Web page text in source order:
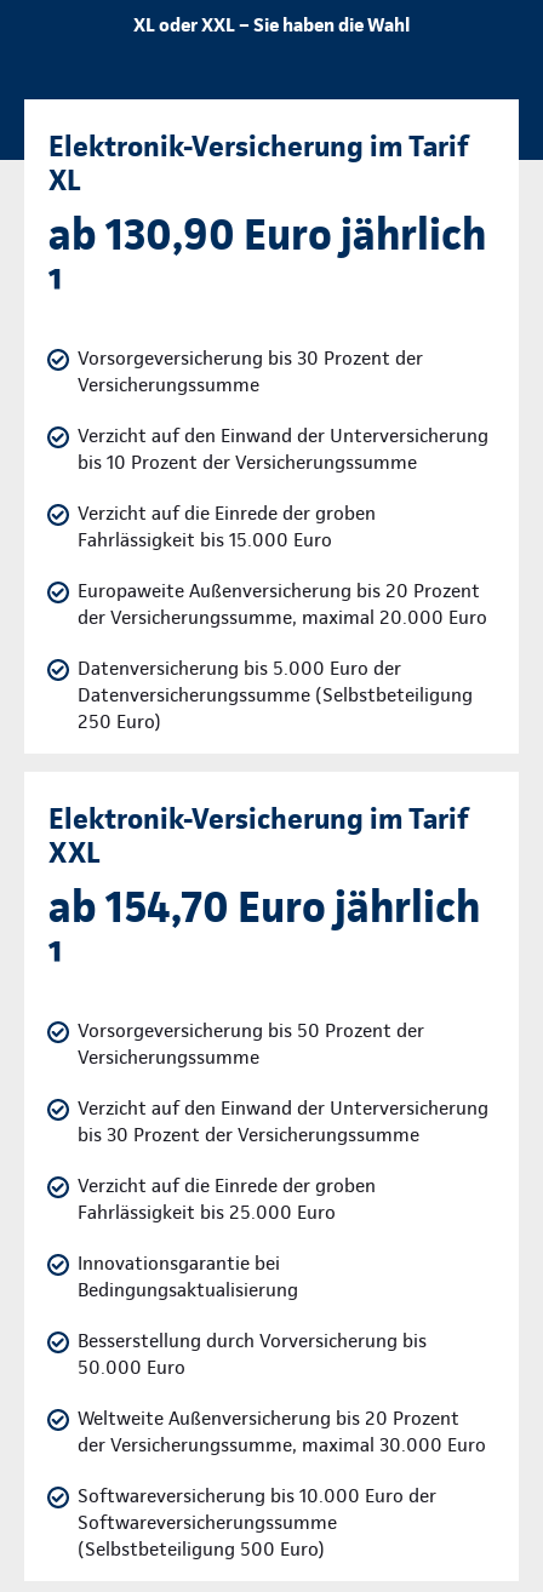
XL oder XXL – Sie haben die Wahl
Elektronik-Versicherung im Tarif
XL
ab 130,90 Euro jährlich
¹
Vorsorgeversicherung bis 30 Prozent der
Versicherungssumme
Verzicht auf den Einwand der Unterversicherung
bis 10 Prozent der Versicherungssumme
Verzicht auf die Einrede der groben
Fahrlässigkeit bis 15.000 Euro
Europaweite Außenversicherung bis 20 Prozent
der Versicherungssumme, maximal 20.000 Euro
Datenversicherung bis 5.000 Euro der
Datenversicherungssumme (Selbstbeteiligung
250 Euro)
Elektronik-Versicherung im Tarif
XXL
ab 154,70 Euro jährlich
¹
Vorsorgeversicherung bis 50 Prozent der
Versicherungssumme
Verzicht auf den Einwand der Unterversicherung
bis 30 Prozent der Versicherungssumme
Verzicht auf die Einrede der groben
Fahrlässigkeit bis 25.000 Euro
Innovationsgarantie bei
Bedingungsaktualisierung
Besserstellung durch Vorversicherung bis
50.000 Euro
Weltweite Außenversicherung bis 20 Prozent
der Versicherungssumme, maximal 30.000 Euro
Softwareversicherung bis 10.000 Euro der
Softwareversicherungssumme
(Selbstbeteiligung 500 Euro)